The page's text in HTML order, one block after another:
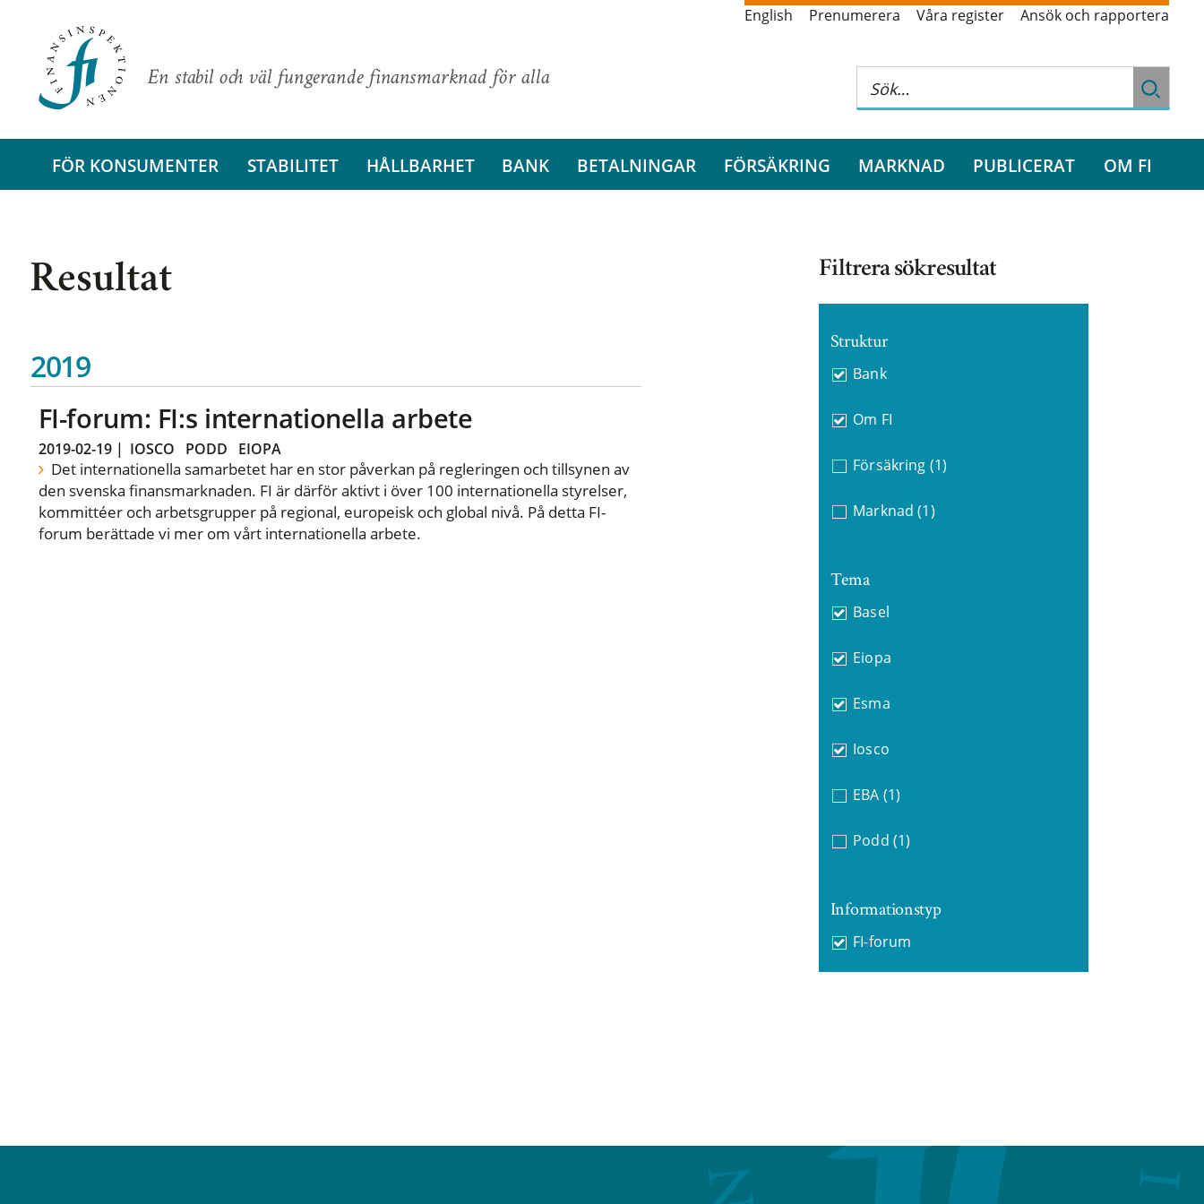
En stabil och väl fungerande finansmarknad för alla
English Prenumerera Våra register Ansök och rapportera
FÖR KONSUMENTER STABILITET HÅLLBARHET BANK BETALNINGAR FÖRSÄKRING MARKNAD PUBLICERAT OM FI
Resultat
2019
FI-forum: FI:s internationella arbete
2019-02-19| IOSCO PODD EIOPA
Det internationella samarbetet har en stor påverkan på regleringen och tillsynen av
den svenska finansmarknaden. FI är därför aktivt i över 100 internationella styrelser,
kommittéer och arbetsgrupper på regional, europeisk och global nivå. På detta FI-
forum berättade vi mer om vårt internationella arbete.
Filtrera sökresultat
Struktur
Bank
Om FI
Försäkring (1)
Marknad (1)
Tema
Basel
Eiopa
Esma
Iosco
EBA (1)
Podd (1)
Informationstyp
FI-forum